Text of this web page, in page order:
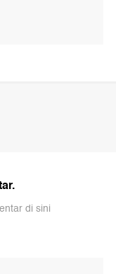
di sini